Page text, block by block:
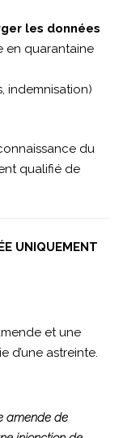
les données
en quarantaine
indemnisation)
du
qualifié de
UNIQUEMENT
et une
d’une astreinte.
amende de